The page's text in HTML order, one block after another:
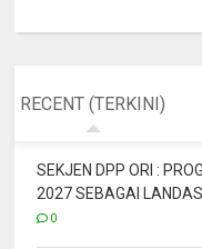
RECENT (TERKINI)
SEKJEN DPP ORI :
2027 SEBAGAI
0